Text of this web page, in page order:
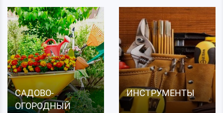
САДОВО-
ОГОРОДНЫЙ
ИНСТРУМЕНТЫ